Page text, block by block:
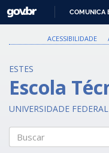
GOVBR
COMUNICA
ACESSIBILIDADE
ESTES
Escola
UNIVERSIDADE